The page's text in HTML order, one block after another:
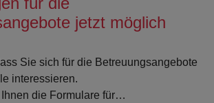
jetzt möglich
Sie sich für die Betreuungsangebote
interessieren.
die Formulare für…